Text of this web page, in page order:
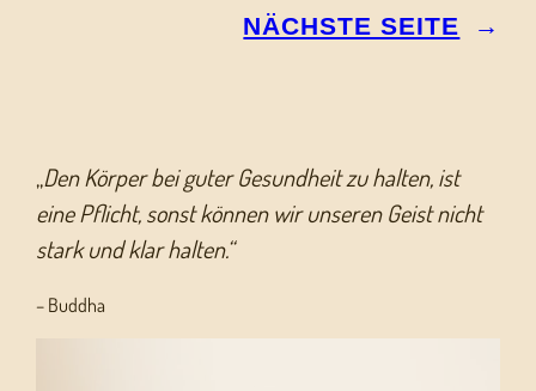
NÄCHSTE SEITE →
„Den Körper bei guter Gesundheit zu halten, ist
eine Pflicht, sonst können wir unseren Geist nicht
stark und klar halten.“
– Buddha